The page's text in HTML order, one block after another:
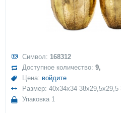
Символ: 168312
Доступное количество:9,
Цена: войдите
Размер: 40x34x34 38x29,5x29,5
Упаковка 1